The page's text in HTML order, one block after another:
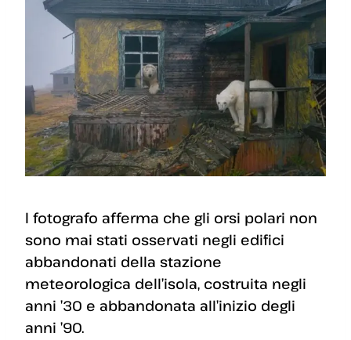
l fotografo afferma che gli orsi polari non
sono mai stati osservati negli edifici
abbandonati della stazione
meteorologica dell’isola, costruita negli
anni ’30 e abbandonata all’inizio degli
anni ’90.